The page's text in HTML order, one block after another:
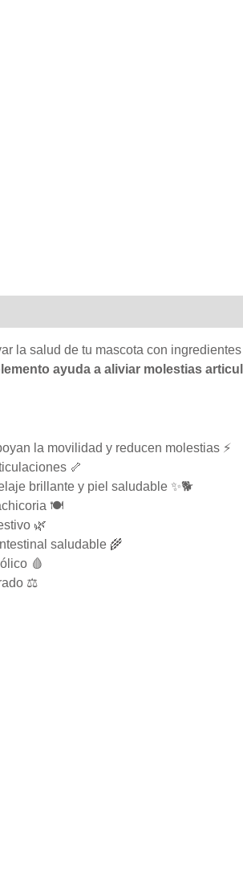
la salud de tu mascota con
ayuda a aliviar molestias
la movilidad y reducen molestias ⚡
🦴
brillante y piel saludable ✨🐕
🍽️
🌿
saludable 🌾
🩸
⚖️